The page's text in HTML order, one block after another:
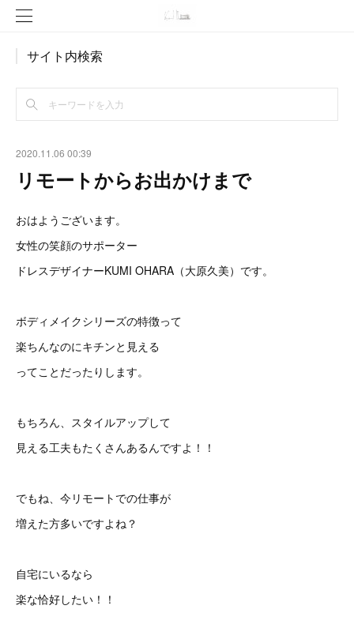
サイト内検索
2020.11.06 00:39
リモートからお出かけまで
おはようございます。
女性の笑顔のサポーター
ドレスデザイナーKUMI OHARA（大原久美）です。
ボディメイクシリーズの特徴って
楽ちんなのにキチンと見える
ってことだったりします。
もちろん、スタイルアップして
見える工夫もたくさんあるんですよ！！
でもね、今リモートでの仕事が
増えた方多いですよね？
自宅にいるなら
楽な恰好したい！！